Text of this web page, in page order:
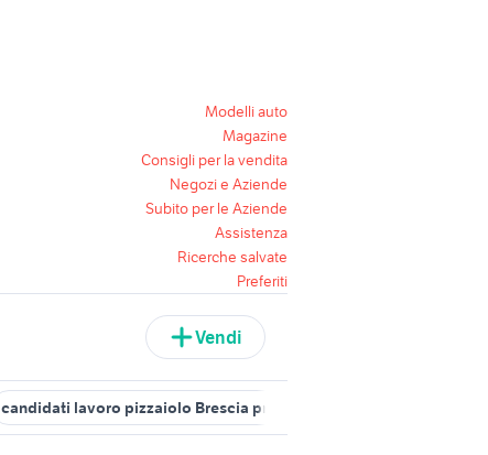
Modelli auto
Magazine
Consigli per la vendita
Negozi e Aziende
Subito per le Aziende
Assistenza
Ricerche salvate
Preferiti
Vendi
candidati lavoro pizzaiolo Brescia provincia